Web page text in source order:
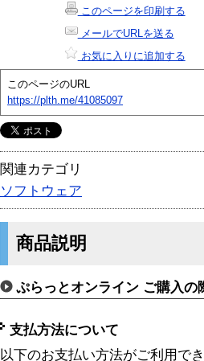
このページを印刷する
メールでURLを送る
お気に入りに追加する
このページのURL
https://plth.me/41085097
関連カテゴリ
ソフトウェア
商品説明
ぷらっとオンライン ご購入の
支払方法について
以下のお支払い方法がご利用で